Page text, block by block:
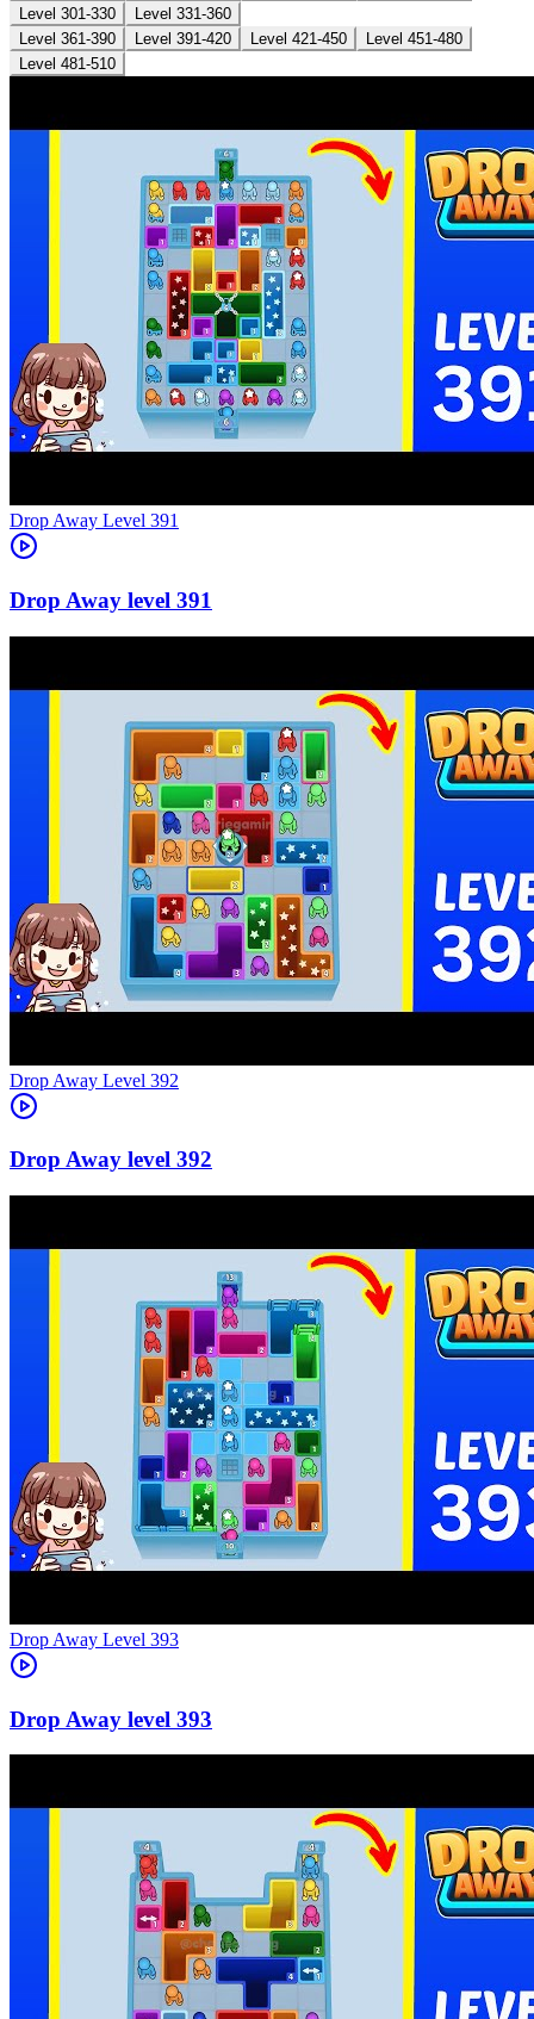
Level 301-330
Level 331-360
Level 361-390
Level 391-420 Level 421-450
Level 451-480
Level 481-510
Level 391
391
Level 392
392
Level 393
393